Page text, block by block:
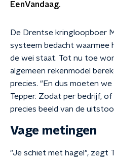
EenVandaag.
De Drentse kringloopboer
systeem bedacht waarmee
de wei staat. Tot nu toe
algemeen rekenmodel
precies. "En dus moeten
Tepper. Zodat per bedrijf,
precies beeld van de
Vage metingen
"Je schiet met hagel", zegt